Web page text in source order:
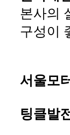
본사의
구성이
서울모
팅클발